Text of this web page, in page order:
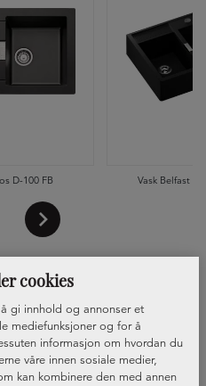
cookies
gi innhold og annonser et
mediefunksjoner og for å
informasjon om hvordan du
våre innen sosiale medier,
kan kombinere den med annen
D-100 FB Vask Belfast